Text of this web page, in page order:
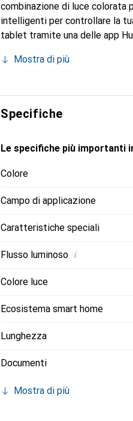
combinazione di luce colorata
intelligenti per controllare la
tablet tramite una delle app
assistenti per la casa
Mostra di più
Specifiche
Le specifiche più importanti
Colore
Campo di applicazione
Caratteristiche speciali
Flusso luminoso i
Colore luce
Ecosistema smart home
Lunghezza
Documenti
Mostra di più